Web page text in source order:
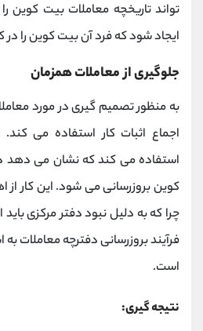
تواند تاریخچه معاملات بیت کوین
ایجاد شود که فرد آن بیت کوین را
جلوگیری از معاملات همزمان
به منظور تصمیم گیری در مورد
اجماع اثبات کار استفاده می
استفاده می کند که نشان می دهد
کوین بروزرسانی می شود. این کار از
چرا که به دلیل نبود دفتر مرکزی
فرآیند بروزرسانی دفترچه معاملات
است.
نتیجه گیری: